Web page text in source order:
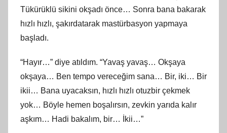
Tükürüklü sikini okşadı önce… Sonra bana bakarak
hızlı hızlı, şakırdatarak mastürbasyon yapmaya
başladı.
“Hayır…” diye atıldım. “Yavaş yavaş… Okşaya
okşaya… Ben tempo vereceğim sana… Bir, iki… Bir
ikii… Bana uyacaksın, hızlı hızlı otuzbir çekmek
yok… Böyle hemen boşalırsın, zevkin yarıda kalır
aşkım… Hadi bakalım, bir… İkii…”